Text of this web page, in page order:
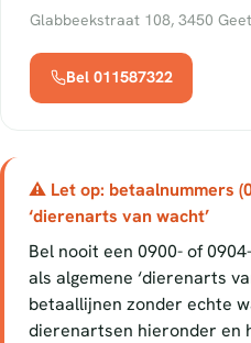
Glabbeekstraat 108, 3450
Bel 011587322
⚠ Let op: betaalnummers
‘dierenarts van wacht’
Bel nooit een 0900- of
als algemene ‘dierenarts
betaallijnen zonder echte
dierenartsen hieronder en